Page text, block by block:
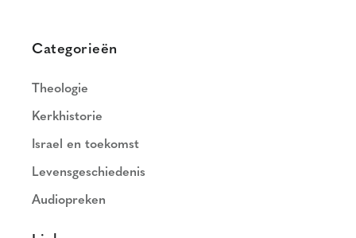
Categorieën
Theologie
Kerkhistorie
Israel en toekomst
Levensgeschiedenis
Audiopreken